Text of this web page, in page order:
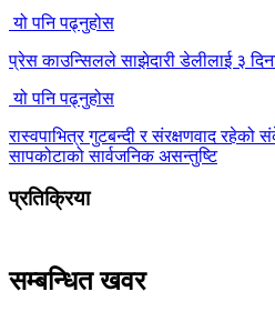
यो पनि पढ्नुहोस
प्रेस काउन्सिलले साझेदारी डेलीलाई ३
यो पनि पढ्नुहोस
रास्वपाभित्र गुटबन्दी र संरक्षणवाद रहेको
सापकोटाको सार्वजनिक असन्तुष्टि
प्रतिक्रिया
सम्बन्धित खवर